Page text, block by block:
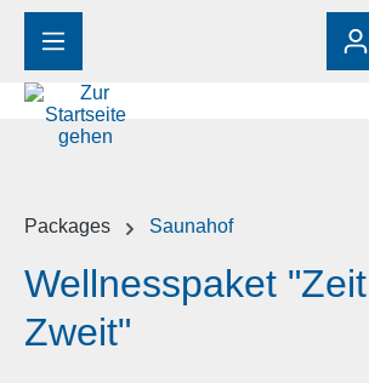
Packages Saunahof
Wellnesspaket
Zweit"